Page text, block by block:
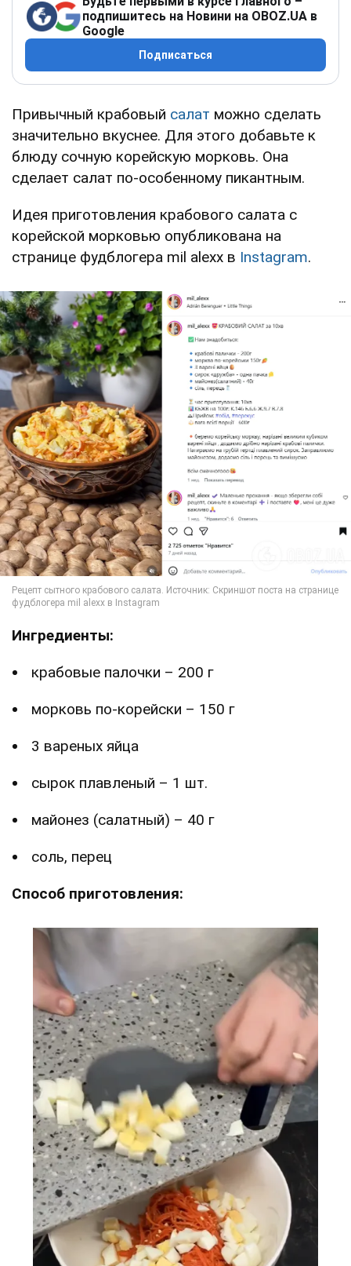
подпишитесь на Новини на OBOZ.UA в
Google
Подписаться
Привычный крабовый салат можно сделать
значительно вкуснее. Для этого добавьте к
блюду сочную корейскую морковь. Она
сделает салат по-особенному пикантным.
Идея приготовления крабового салата с
корейской морковью опубликована на
странице фудблогера mil alexx в Instagram.
Ингредиенты:
крабовые палочки – 200 г
морковь по-корейски – 150 г
3 вареных яйца
сырок плавленый – 1 шт.
майонез (салатный) – 40 г
соль, перец
Способ приготовления: